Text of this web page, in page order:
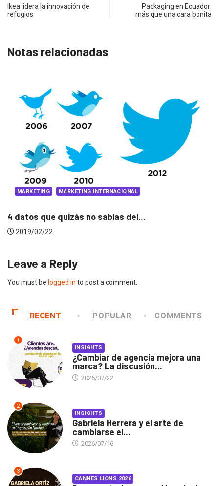
Ikea lidera la innovación de
refugios
Packaging en Ecuador:
más que una cara bonita
Notas relacionadas
MARKETING MARKETING INTERNACIONAL
4 datos que quizás no sabías del...
2019/02/22
Leave a Reply
You must be logged in to post a comment.
RECENT POPULAR COMMENTS
1
INSIGHTS
¿Cambiar de agencia mejora una
marca? La discusión...
2026/07/22
2
INSIGHTS
Gabriela Herrera y el arte de
cambiarse el...
2026/07/16
3
CANNES LIONS 2026